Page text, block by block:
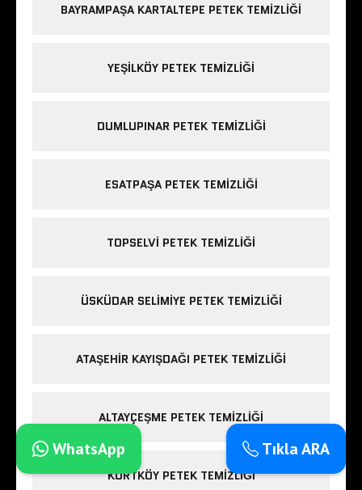
BAYRAMPAŞA KARTALTEPE PETEK TEMIZLIĞI
YEŞILKÖY PETEK TEMIZLIĞI
DUMLUPINAR PETEK TEMIZLIĞI
ESATPAŞA PETEK TEMIZLIĞI
TOPSELVI PETEK TEMIZLIĞI
ÜSKÜDAR SELIMIYE PETEK TEMIZLIĞI
ATAŞEHIR KAYIŞDAĞI PETEK TEMIZLIĞI
ALTAYÇEŞME PETEK TEMIZLIĞI
KURTKÖY PETEK TEMIZLIĞI
Tıkla ARA
WhatsApp